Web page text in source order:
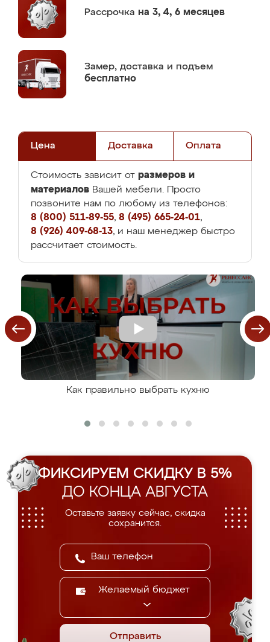
Рассрочка на 3, 4, 6 месяцев
Замер, доставка и подъем
бесплатно
Цена Доставка Оплата
Стоимость зависит от размеров и
материалов Вашей мебели. Просто
позвоните нам по любому из телефонов:
8 (800) 511-89-55, 8 (495) 665-24-01,
8 (926) 409-68-13, и наш менеджер быстро
рассчитает стоимость.
Как правильно выбрать кухню
ФИКСИРУЕМ СКИДКУ В 5%
ДО КОНЦА АВГУСТА
Оставьте заявку сейчас, скидка
сохранится.
Желаемый бюджет
Отправить